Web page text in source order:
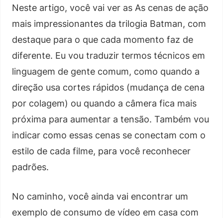
Neste artigo, você vai ver as As cenas de ação
mais impressionantes da trilogia Batman, com
destaque para o que cada momento faz de
diferente. Eu vou traduzir termos técnicos em
linguagem de gente comum, como quando a
direção usa cortes rápidos (mudança de cena
por colagem) ou quando a câmera fica mais
próxima para aumentar a tensão. Também vou
indicar como essas cenas se conectam com o
estilo de cada filme, para você reconhecer
padrões.
No caminho, você ainda vai encontrar um
exemplo de consumo de vídeo em casa com